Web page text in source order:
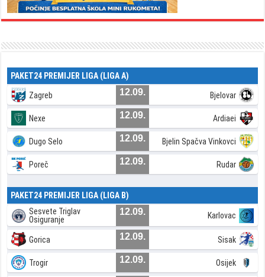
PAKET24 PREMIJER LIGA (LIGA A)
Zagreb 12.09. Bjelovar
Nexe 12.09. Ardiaei
Dugo Selo 12.09. Bjelin Spačva Vinkovci
Poreč 12.09. Rudar
PAKET24 PREMIJER LIGA (LIGA B)
Sesvete Triglav
Osiguranje
12.09. Karlovac
Gorica 12.09. Sisak
Trogir 12.09. Osijek